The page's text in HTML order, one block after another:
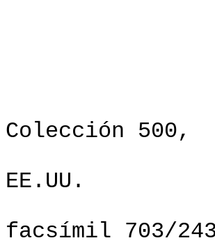
1600
Colección 500,
EE.UU.
TEL:
facsímil 703/